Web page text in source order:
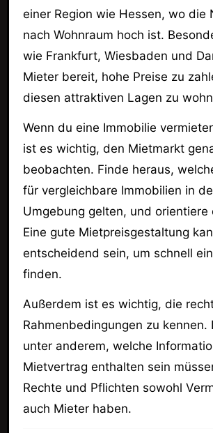
einer Region wie Hessen, wo die
nach Wohnraum hoch ist.
wie Frankfurt, Wiesbaden und
Mieter bereit, hohe Preise zu
diesen attraktiven Lagen zu
Wenn du eine Immobilie
ist es wichtig, den Mietmarkt
beobachten. Finde heraus,
für vergleichbare Immobilien in
Umgebung gelten, und orientiere
Eine gute Mietpreisgestaltung
entscheidend sein, um schnell
finden.
Außerdem ist es wichtig, die
Rahmenbedingungen zu kennen.
unter anderem, welche
Mietvertrag enthalten sein
Rechte und Pflichten sowohl
auch Mieter haben.